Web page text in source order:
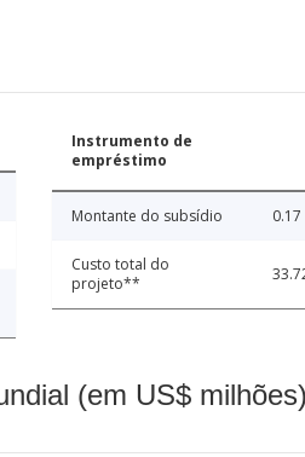
Instrumento de
empréstimo
Montante do subsídio 0.17
Custo total do
projeto**
(em US$